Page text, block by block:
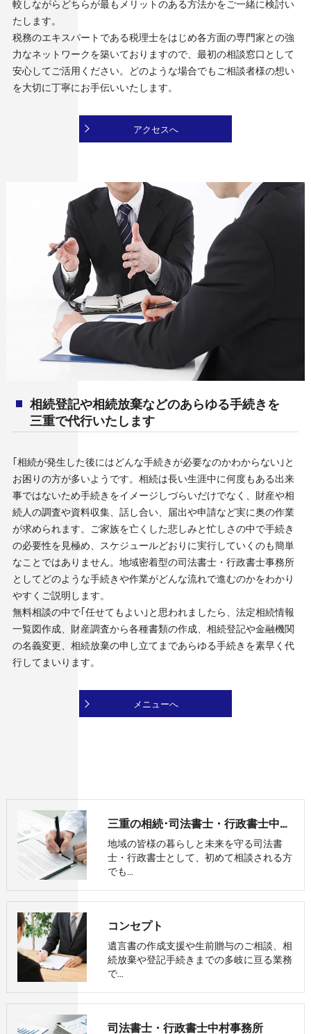
較しながらどちらが最もメリットのある方法かをご一緒に検討い
たします。
税務のエキスパートである税理士をはじめ各方面の専門家との強
力なネットワークを築いておりますので、最初の相談窓口として
安心してご活用ください。どのような場合でもご相談者様の想い
を大切に丁寧にお手伝いいたします。
アクセスへ
相続登記や相続放棄などのあらゆる手続きを
三重で代行いたします
｢相続が発生した後にはどんな手続きが必要なのかわからない｣と
お困りの方が多いようです。相続は長い生涯中に何度もある出来
事ではないため手続きをイメージしづらいだけでなく、財産や相
続人の調査や資料収集、話し合い、届出や申請など実に奥の作業
が求められます。ご家族を亡くした悲しみと忙しさの中で手続き
の必要性を見極め、スケジュールどおりに実行していくのも簡単
なことではありません。地域密着型の司法書士・行政書士事務所
としてどのような手続きや作業がどんな流れで進むのかをわかり
やすくご説明します。
無料相談の中で｢任せてもよい｣と思われましたら、法定相続情報
一覧図作成、財産調査から各種書類の作成、相続登記や金融機関
の名義変更、相続放棄の申し立てまであらゆる手続きを素早く代
行してまいります。
メニューへ
三重の相続･司法書士・行政書士中村事務所のお客様の声
地域の皆様の暮らしと未来を守る司法書
士・行政書士として、初めて相談される方
でも…
コンセプト
遺言書の作成支援や生前贈与のご相談、相
続放棄や登記手続きまでの多岐に亘る業務
で…
司法書士・行政書士中村事務所